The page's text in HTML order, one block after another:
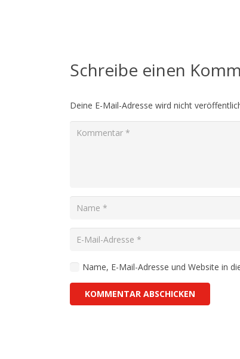
Schreibe einen
Deine E-Mail-Adresse wird nicht
Name, E-Mail-Adresse und Website in
KOMMENTAR ABSCHICKEN